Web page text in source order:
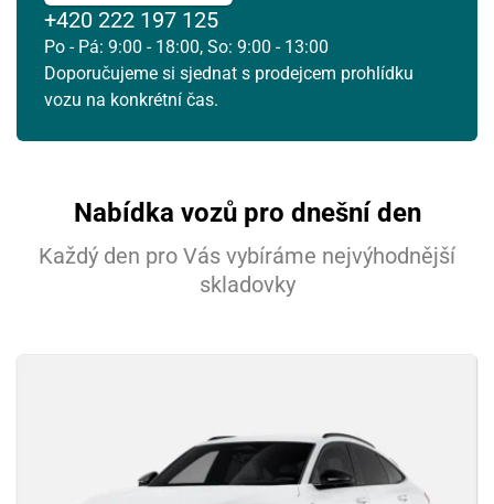
+420 222 197 125
Po - Pá: 9:00 - 18:00, So: 9:00 - 13:00
Doporučujeme si sjednat s prodejcem prohlídku
vozu na konkrétní čas.
Nabídka vozů pro dnešní den
Každý den pro Vás vybíráme nejvýhodnější
skladovky